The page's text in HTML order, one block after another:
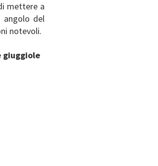
mettere a
angolo del
notevoli.
giuggiole